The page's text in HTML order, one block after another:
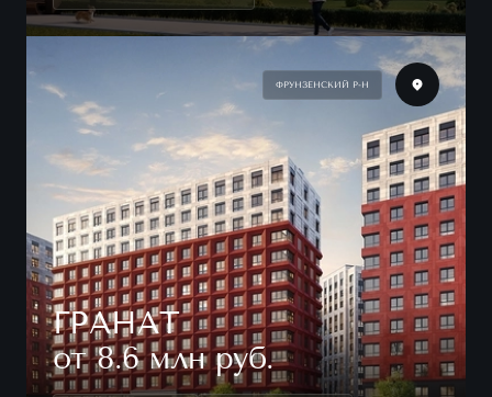
ФРУНЗЕНСКИЙ Р-Н
ГРАНАТ
от 8.6 млн руб.